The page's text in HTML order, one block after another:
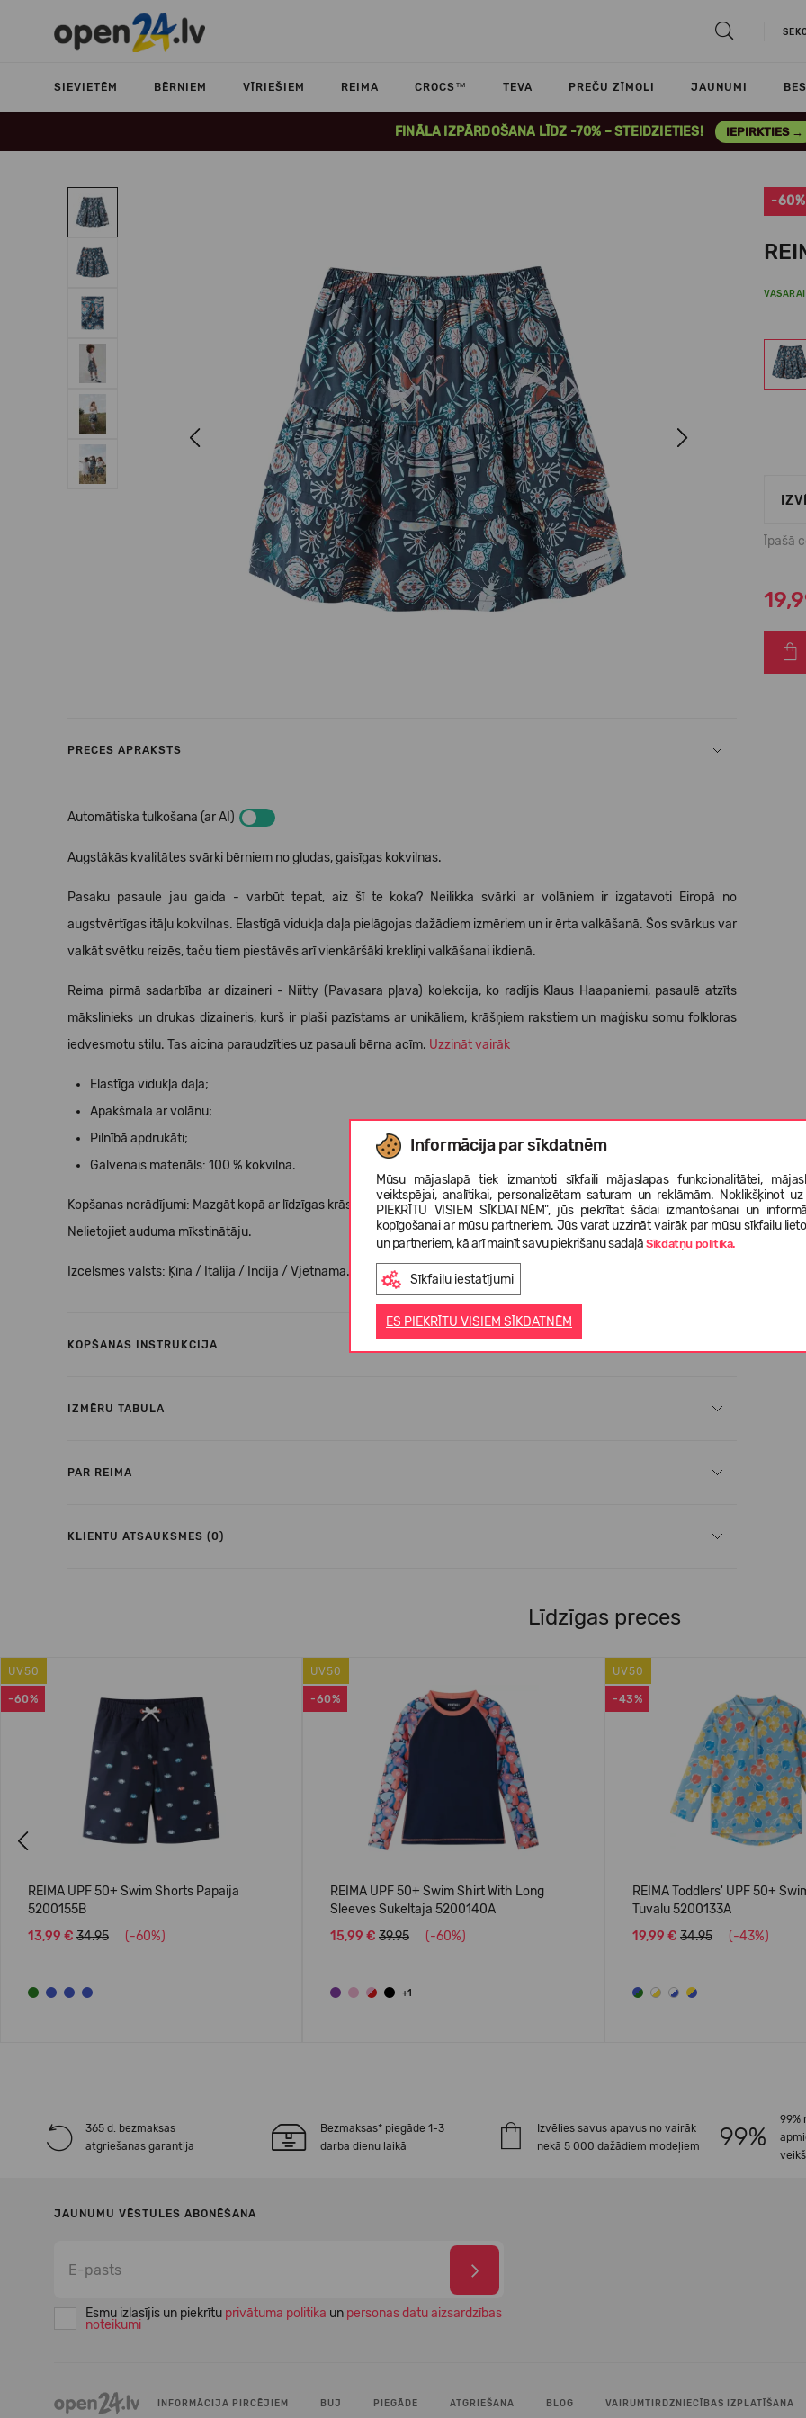
SIEVIETĒM BĒRNIEM VĪRIEŠIEM REIMA CROCS™ TEVA PREČU ZĪMOLI JAUNUMI
FINĀLA IZPĀRDOŠANA LĪDZ -70% – STEIDZIETIES! IEPIRKTIES →
Informācija par sīkdatnēm
Mūsu mājaslapā tiek izmantoti sīkfaili mājaslapas funkcionalitātei,
veiktspējai, analītikai, personalizētam saturam un reklāmām. Noklikšķinot
PIEKRĪTU VISIEM SĪKDATNĒM", jūs piekrītat šādai izmantošanai un
kopīgošanai ar mūsu partneriem. Jūs varat uzzināt vairāk par mūsu sīkfailu
un partneriem, kā arī mainīt savu piekrišanu sadaļāSīkdatņu politika.
Sīkfailu iestatījumi
ES PIEKRĪTU VISIEM SĪKDATNĒM
Next
-60%
VASARAI
Īpašā
PRECES APRAKSTS
Automātiska tulkošana (ar AI)
Augstākās kvalitātes svārki bērniem no gludas, gaisīgas kokvilnas.
Pasaku pasaule jau gaida - varbūt tepat, aiz šī te koka? Neilikka svārki ar volāniem ir izgatavoti Eiropā no
augstvērtīgas itāļu kokvilnas. Elastīgā vidukļa daļa pielāgojas dažādiem izmēriem un ir ērta valkāšanā. Šos svārkus var
valkāt svētku reizēs, taču tiem piestāvēs arī vienkāršāki krekliņi valkāšanai ikdienā.
Reima pirmā sadarbība ar dizaineri - Niitty (Pavasara pļava) kolekcija, ko radījis Klaus Haapaniemi, pasaulē atzīts
mākslinieks un drukas dizaineris, kurš ir plaši pazīstams ar unikāliem, krāšņiem rakstiem un maģisku somu folkloras
iedvesmotu stilu. Tas aicina paraudzīties uz pasauli bērna acīm. Uzzināt vairāk
Elastīga vidukļa daļa;
Apakšmala ar volānu;
Pilnībā apdrukāti;
Galvenais materiāls: 100 % kokvilna.
Kopšanas norādījumi: Mazgāt kopā ar līdzīgas krāsas apģērbu. Nelietojiet mazgāšanas līdzekļus ar balinātājiem.
Nelietojiet auduma mīkstinātāju.
Izcelsmes valsts: Ķīna / Itālija / Indija / Vjetnama.
KOPŠANAS INSTRUKCIJA
IZMĒRU TABULA
PAR REIMA
KLIENTU ATSAUKSMES (0)
Līdzīgas preces
-60%
UV50
REIMA UPF 50+ Swim Shorts Papaija
5200155B
13,99 € 34.95 (-60%)
-60%
UV50
REIMA UPF 50+ Swim Shirt With Long
Sleeves Sukeltaja 5200140A
15,99 € 39.95 (-60%)
+1
-43%
UV50
REIMA Toddlers' UPF 50+
Tuvalu 5200133A
19,99 € 34.95 (-43%)
365 d. bezmaksas
atgriešanas garantija
Bezmaksas* piegāde 1-3
darba dienu laikā
Izvēlies savus apavus no vairāk
nekā 5 000 dažādiem modeļiem
99%
JAUNUMU VĒSTULES ABONĒŠANA
Esmu izlasījis un piekrītu privātuma politika un personas datu aizsardzības
noteikumi
INFORMĀCIJA PIRCĒJIEM BUJ PIEGĀDE ATGRIEŠANA BLOG VAIRUMTIRDZNIECĪBAS IZPLATĪŠANA